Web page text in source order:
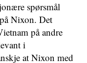
spørsmål
Nixon. Det
på andre
i
at Nixon med